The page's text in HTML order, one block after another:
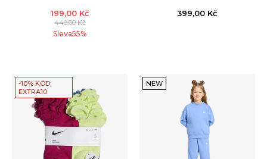
199,00 Kč
449,00Kč
Sleva55%
399,00 Kč
-10% KÓD:
EXTRA10
NEW